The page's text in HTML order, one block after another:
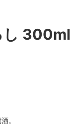
し 300ml
。